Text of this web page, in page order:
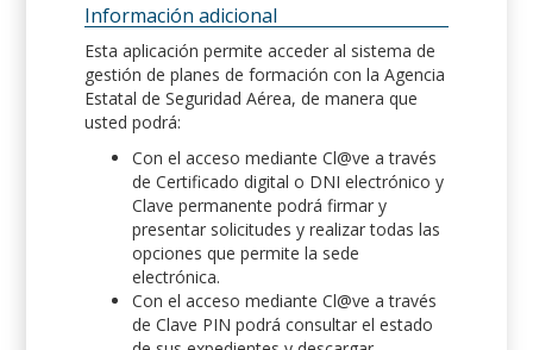
Información adicional
Esta aplicación permite acceder al sistema de
gestión de planes de formación con la Agencia
Estatal de Seguridad Aérea, de manera que
usted podrá:
Con el acceso mediante Cl@ve a través
de Certificado digital o DNI electrónico y
Clave permanente podrá firmar y
presentar solicitudes y realizar todas las
opciones que permite la sede
electrónica.
Con el acceso mediante Cl@ve a través
de Clave PIN podrá consultar el estado